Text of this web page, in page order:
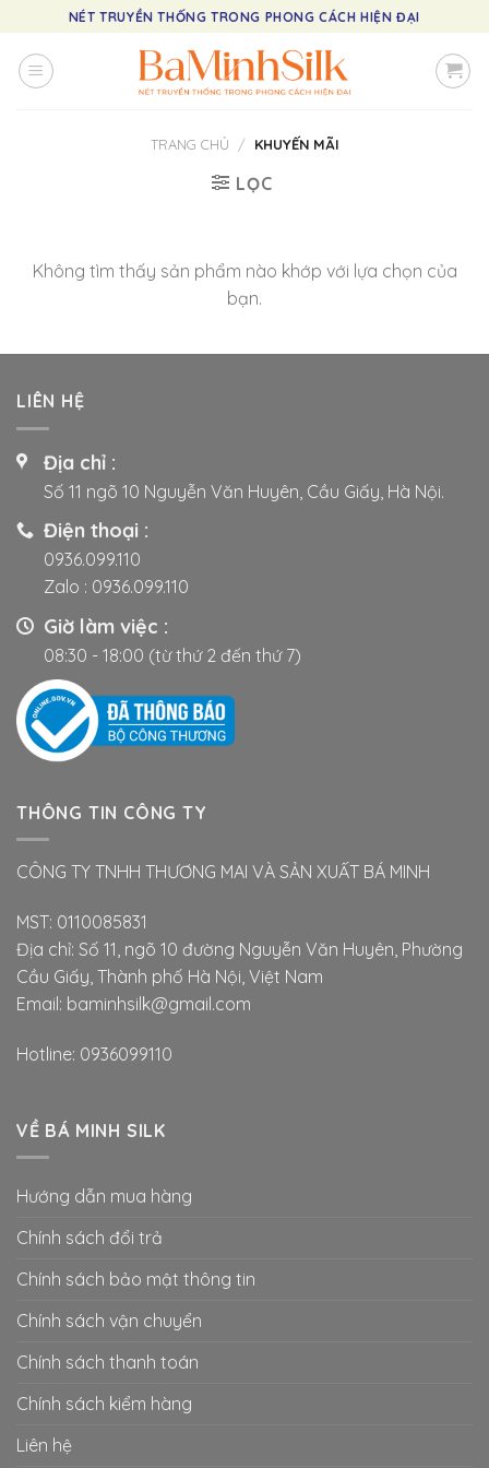
to
content
NÉT TRUYỀN THỐNG TRONG PHONG CÁCH HIỆN ĐẠI
TRANG CHỦ / KHUYẾN MÃI
LỌC
Không tìm thấy sản phẩm nào khớp với lựa chọn của
bạn.
LIÊN HỆ
Địa chỉ :
Số 11 ngõ 10 Nguyễn Văn Huyên, Cầu Giấy, Hà Nội.
Điện thoại :
0936.099.110
Zalo : 0936.099.110
Giờ làm việc :
08:30 - 18:00 (từ thứ 2 đến thứ 7)
THÔNG TIN CÔNG TY
CÔNG TY TNHH THƯƠNG MAI VÀ SẢN XUẤT BÁ MINH
MST: 0110085831
Địa chỉ: Số 11, ngõ 10 đường Nguyễn Văn Huyên, Phường
Cầu Giấy, Thành phố Hà Nội, Việt Nam
Email: baminhsilk@gmail.com
Hotline: 0936099110
VỀ BÁ MINH SILK
Hướng dẫn mua hàng
Chính sách đổi trả
Chính sách bảo mật thông tin
Chính sách vận chuyển
Chính sách thanh toán
Chính sách kiểm hàng
Liên hệ